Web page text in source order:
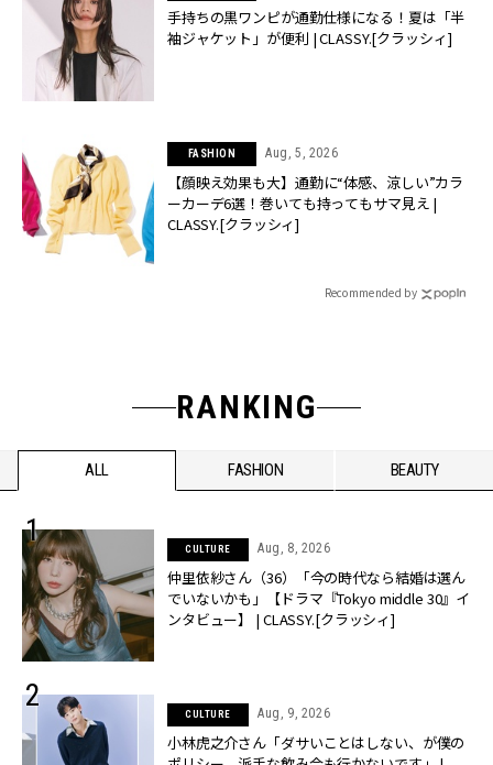
手持ちの黒ワンピが通勤仕様になる！夏は「半
袖ジャケット」が便利 | CLASSY.[クラッシィ]
FASHION Aug, 5, 2026
【顔映え効果も大】通勤に“体感、涼しい”カラ
ーカーデ6選！巻いても持ってもサマ見え |
CLASSY.[クラッシィ]
Recommended by
RANKING
ALL FASHION BEAUTY
CULTURE Aug, 8, 2026
仲里依紗さん（36）「今の時代なら結婚は選ん
でいないかも」【ドラマ『Tokyo middle 30』イ
ンタビュー】 | CLASSY.[クラッシィ]
CULTURE Aug, 9, 2026
小林虎之介さん「ダサいことはしない、が僕の